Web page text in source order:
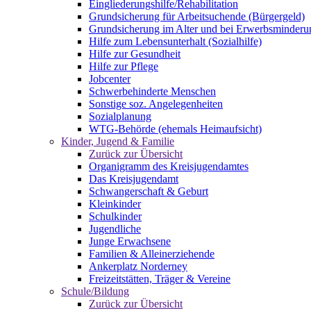
Eingliederungshilfe/Rehabilitation
Grundsicherung für Arbeitsuchende (Bürgergeld)
Grundsicherung im Alter und bei
Hilfe zum Lebensunterhalt (Sozialhilfe)
Hilfe zur Gesundheit
Hilfe zur Pflege
Jobcenter
Schwerbehinderte Menschen
Sonstige soz. Angelegenheiten
Sozialplanung
WTG-Behörde (ehemals Heimaufsicht)
Kinder, Jugend & Familie
Zurück zur Übersicht
Organigramm des Kreisjugendamtes
Das Kreisjugendamt
Schwangerschaft & Geburt
Kleinkinder
Schulkinder
Jugendliche
Junge Erwachsene
Familien & Alleinerziehende
Ankerplatz Norderney
Freizeitstätten, Träger & Vereine
Schule/Bildung
Zurück zur Übersicht